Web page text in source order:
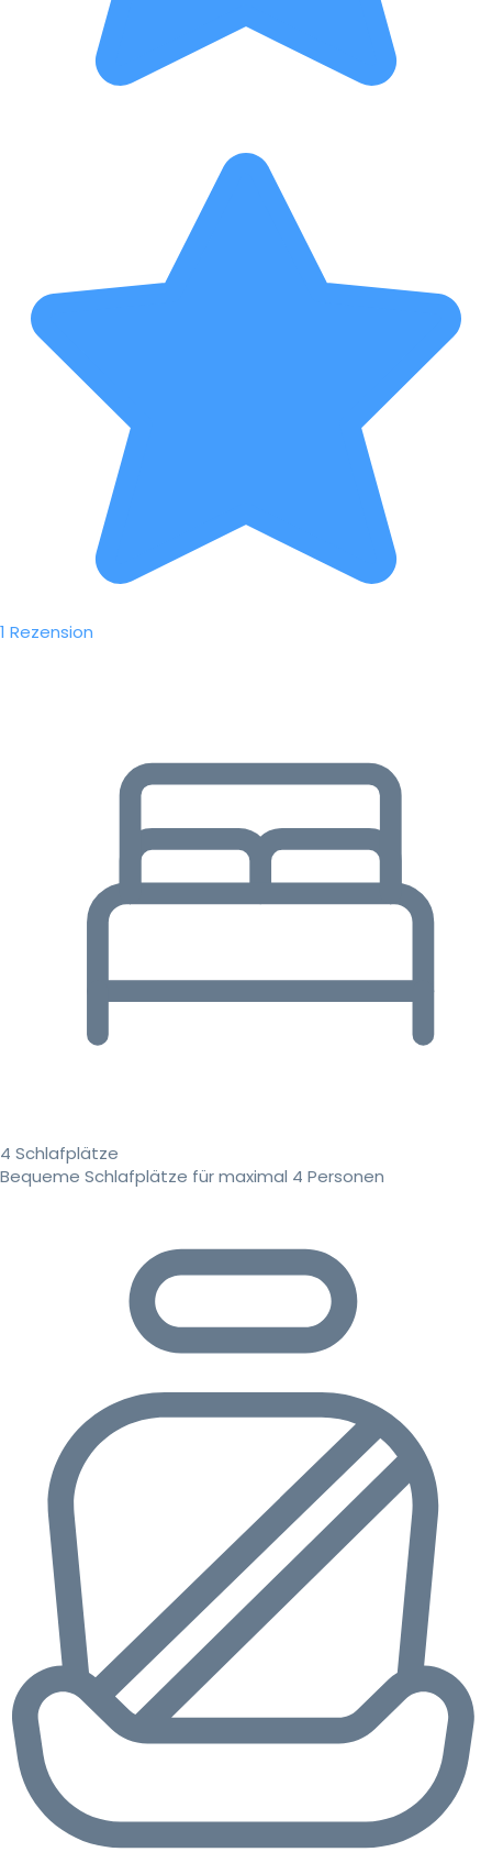
1 Rezension
4 Schlafplätze
Bequeme Schlafplätze für maximal 4 Personen